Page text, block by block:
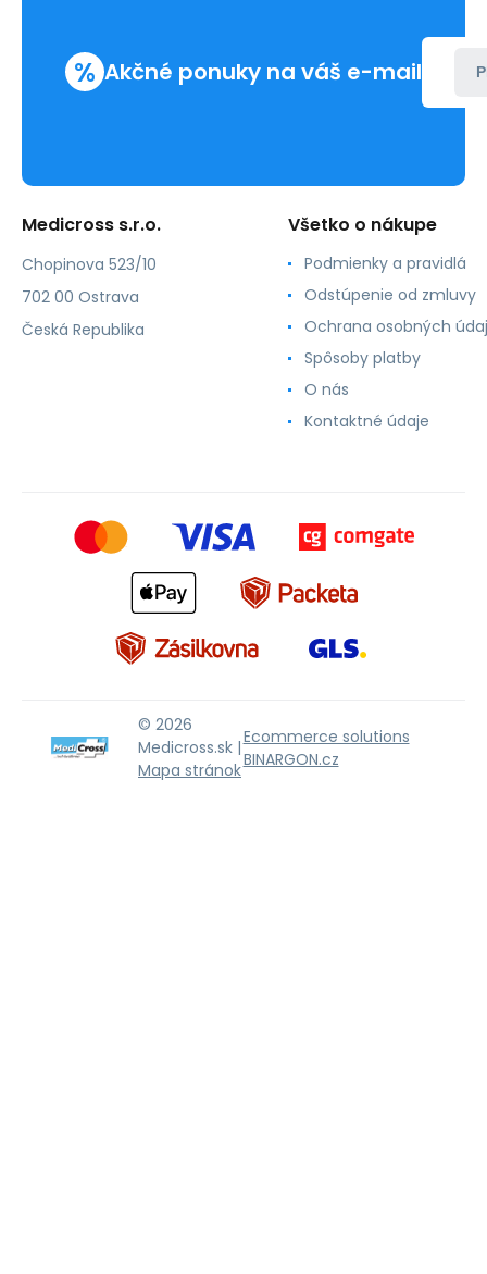
% Akčné ponuky na váš e-mail
Medicross s.r.o.
Chopinova 523/10
702 00 Ostrava
Česká Republika
Všetko o nákupe
Podmienky a pravidlá
Odstúpenie od zmluvy
Ochrana osobných
Spôsoby platby
O nás
Kontaktné údaje
© 2026
Medicross.sk |
Mapa stránok
Ecommerce solutions
BINARGON.cz